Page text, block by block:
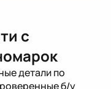
с
детали по
б/у